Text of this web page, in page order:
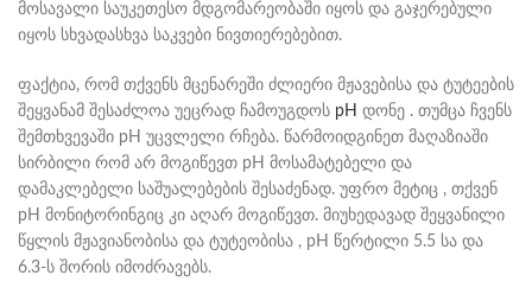
მოსავალი საუკეთესო მდგომარეობაში იყოს და გაჯერებული
იყოს სხვადასხვა საკვები ნივთიერებებით.
ფაქტია, რომ თქვენს მცენარეში ძლიერი მჟავებისა და ტუტეების
შეყვანამ შესაძლოა უეცრად ჩამოუგდოს pH დონე . თუმცა ჩვენს
შემთხვევაში pH უცვლელი რჩება. წარმოიდგინეთ მაღაზიაში
სირბილი რომ არ მოგიწევთ pH მოსამატებელი და
დამაკლებელი საშუალებების შესაძენად. უფრო მეტიც , თქვენ
pH მონიტორინგიც კი აღარ მოგიწევთ. მიუხედავად შეყვანილი
წყლის მჟავიანობისა და ტუტეობისა , pH წერტილი 5.5 სა და
6.3-ს შორის იმოძრავებს.